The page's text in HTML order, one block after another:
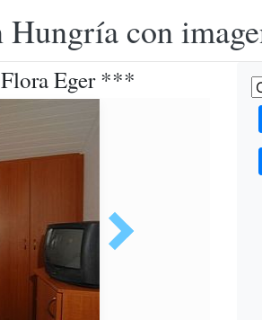
con
Eger ***